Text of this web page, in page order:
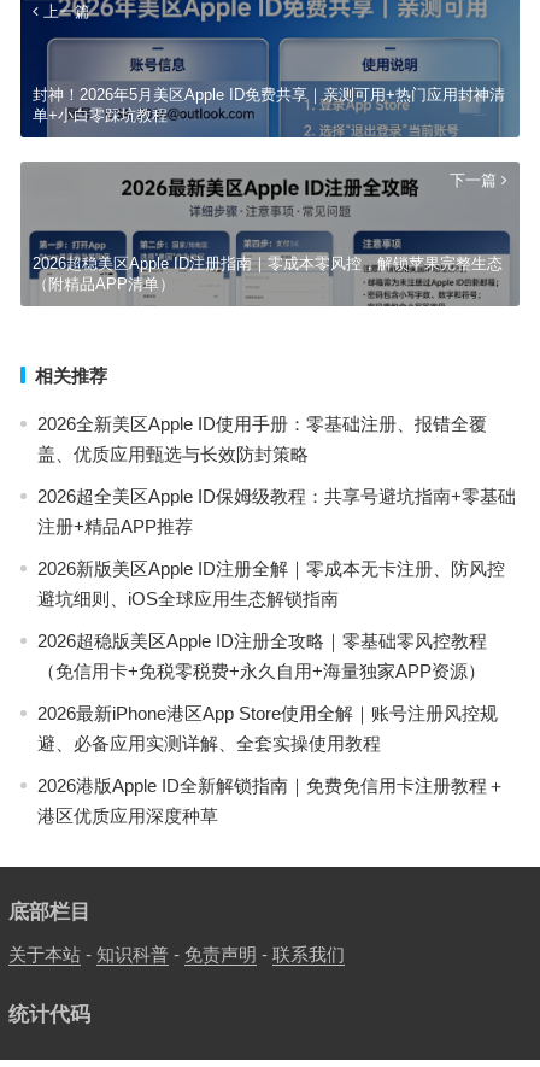
上一篇
封神！2026年5月美区Apple ID免费共享｜亲测可用+热门应用封神清
单+小白零踩坑教程
下一篇
2026超稳美区Apple ID注册指南｜零成本零风控，解锁苹果完整生态
（附精品APP清单）
相关推荐
2026全新美区Apple ID使用手册：零基础注册、报错全覆
盖、优质应用甄选与长效防封策略
2026超全美区Apple ID保姆级教程：共享号避坑指南+零基础
注册+精品APP推荐
2026新版美区Apple ID注册全解｜零成本无卡注册、防风控
避坑细则、iOS全球应用生态解锁指南
2026超稳版美区Apple ID注册全攻略｜零基础零风控教程
（免信用卡+免税零税费+永久自用+海量独家APP资源）
2026最新iPhone港区App Store使用全解｜账号注册风控规
避、必备应用实测详解、全套实操使用教程
2026港版Apple ID全新解锁指南｜免费免信用卡注册教程＋
港区优质应用深度种草
底部栏目
关于本站- 知识科普- 免责声明 - 联系我们
统计代码